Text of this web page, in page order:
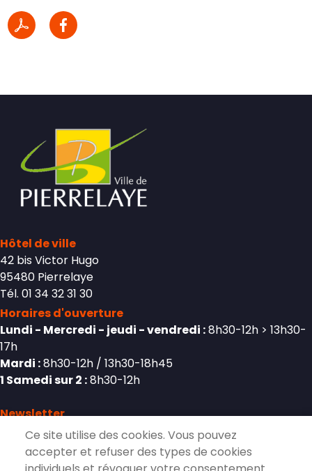
Hôtel de ville
42 bis Victor Hugo
95480 Pierrelaye
Tél. 01 34 32 31 30
Horaires d'ouverture
Lundi - Mercredi - jeudi - vendredi :8h30-12h > 13h30-
17h
Mardi :8h30-12h / 13h30-18h45
1 Samedi sur 2 :8h30-12h
Newsletter
Ce site utilise des cookies. Vous pouvez
accepter et refuser des types de cookies